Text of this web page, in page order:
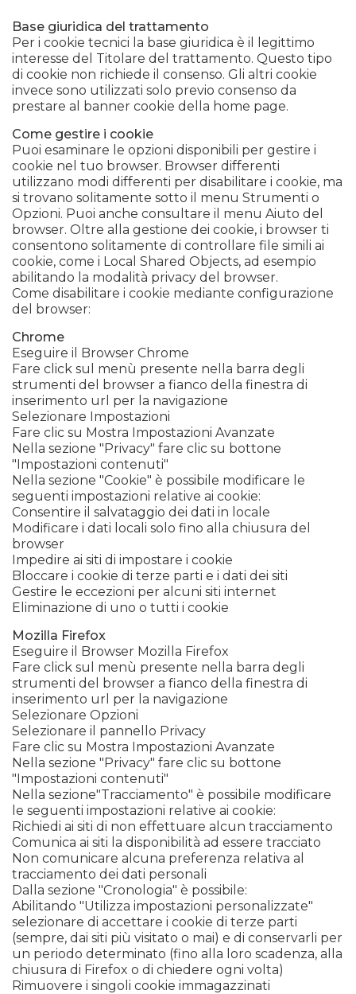
Base giuridica del trattamento
Per i cookie tecnici la base giuridica è il legittimo
interesse del Titolare del trattamento. Questo tipo
di cookie non richiede il consenso. Gli altri cookie
invece sono utilizzati solo previo consenso da
prestare al banner cookie della home page.
Come gestire i cookie
Puoi esaminare le opzioni disponibili per gestire i
cookie nel tuo browser. Browser differenti
utilizzano modi differenti per disabilitare i cookie, ma
si trovano solitamente sotto il menu Strumenti o
Opzioni. Puoi anche consultare il menu Aiuto del
browser. Oltre alla gestione dei cookie, i browser ti
consentono solitamente di controllare file simili ai
cookie, come i Local Shared Objects, ad esempio
abilitando la modalità privacy del browser.
Come disabilitare i cookie mediante configurazione
del browser:
Chrome
Eseguire il Browser Chrome
Fare click sul menù presente nella barra degli
strumenti del browser a fianco della finestra di
inserimento url per la navigazione
Selezionare Impostazioni
Fare clic su Mostra Impostazioni Avanzate
Nella sezione "Privacy" fare clic su bottone
"Impostazioni contenuti"
Nella sezione "Cookie" è possibile modificare le
seguenti impostazioni relative ai cookie:
Consentire il salvataggio dei dati in locale
Modificare i dati locali solo fino alla chiusura del
browser
Impedire ai siti di impostare i cookie
Bloccare i cookie di terze parti e i dati dei siti
Gestire le eccezioni per alcuni siti internet
Eliminazione di uno o tutti i cookie
Mozilla Firefox
Eseguire il Browser Mozilla Firefox
Fare click sul menù presente nella barra degli
strumenti del browser a fianco della finestra di
inserimento url per la navigazione
Selezionare Opzioni
Selezionare il pannello Privacy
Fare clic su Mostra Impostazioni Avanzate
Nella sezione "Privacy" fare clic su bottone
"Impostazioni contenuti"
Nella sezione"Tracciamento" è possibile modificare
le seguenti impostazioni relative ai cookie:
Richiedi ai siti di non effettuare alcun tracciamento
Comunica ai siti la disponibilità ad essere tracciato
Non comunicare alcuna preferenza relativa al
tracciamento dei dati personali
Dalla sezione "Cronologia" è possibile:
Abilitando "Utilizza impostazioni personalizzate"
selezionare di accettare i cookie di terze parti
(sempre, dai siti più visitato o mai) e di conservarli per
un periodo determinato (fino alla loro scadenza, alla
chiusura di Firefox o di chiedere ogni volta)
Rimuovere i singoli cookie immagazzinati